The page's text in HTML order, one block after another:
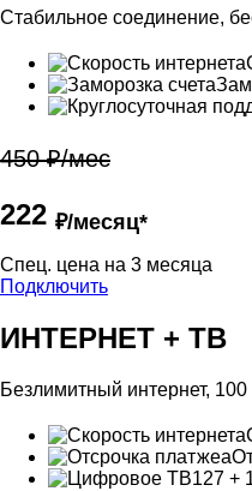
Стабильное соединение,
450 ₽/мес
222 ₽/месяц*
Cпец. цена на 3 месяца
Подключить
ИНТЕРНЕТ + ТВ
Безлимитный интернет,
127 +